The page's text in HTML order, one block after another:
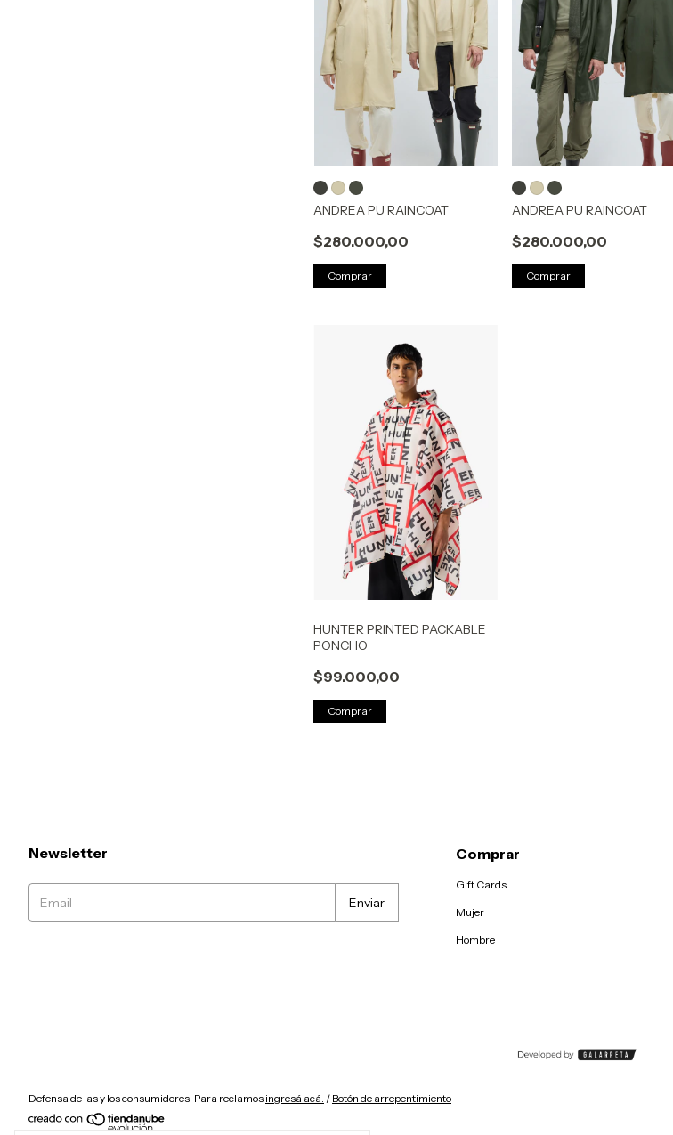
ANDREA PU RAINCOAT
$280.000,00
Comprar
ANDREA PU RAINCOAT
$280.000,00
Comprar
HUNTER PRINTED PACKABLE
PONCHO
$99.000,00
Comprar
Newsletter Comprar
Gift Cards
Mujer
Hombre
Defensa de las y los consumidores. Para reclamos ingresá acá. / Botón de arrepentimiento